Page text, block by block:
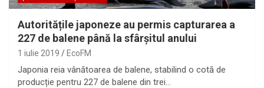
Autoritățile japoneze au permis capturarea a
227 de balene până la sfârșitul anului
1 iulie 2019 EcoFM
Japonia reia vânătoarea de balene, stabilind o cotă de
producție pentru 227 de balene din trei…